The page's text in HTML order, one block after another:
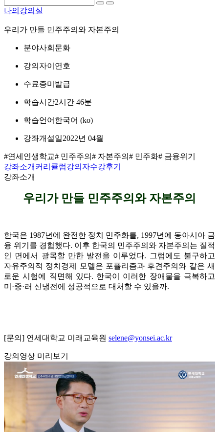
나의강의실
우리가 만들 민주주의와 자본주의
분야사회문화
강의자이연호
수료증미발급
학습시간2시간 46분
학습언어 한국어 ‎(ko)‎
강좌개설일2022년 04월
#연세인생학교# 민주주의 # 자본주의 # 민주화# 금융위기
강좌소개 커리큘럼강의자수강후기
강좌소개
우리가 만들 민주주의와 자본주의
한국은 1987년에 완전한 정치 민주화를, 1997년에 동아시아 금
융 위기를 경험했다. 이후 한국의 민주주의와 자본주의는 질적
인 면에서 괄목할 만한 발전을 이루었다. 그럼에도 불구하고
자유주의적 정치경제 모델은 포퓰리즘과 후견주의와 같은 새
로운 시험에 직면해 있다. 한국이 이러한 장애물을 극복하고
미·중·러 신냉전에 성공적으로 대처할 수 있을까.
[문의] 연세대학교 미래교육원 selene@yonsei.ac.kr
강의영상 미리보기